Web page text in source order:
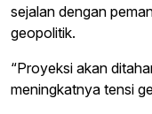
sejalan dengan
geopolitik.
“Proyeksi akan
meningkatnya tensi